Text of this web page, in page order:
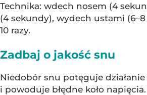
Technika: wdech nosem (4
(4 sekundy), wydech ustami
10 razy.
Zadbaj o jakość snu
Niedobór snu potęguje działanie
i powoduje błędne koło napięcia.